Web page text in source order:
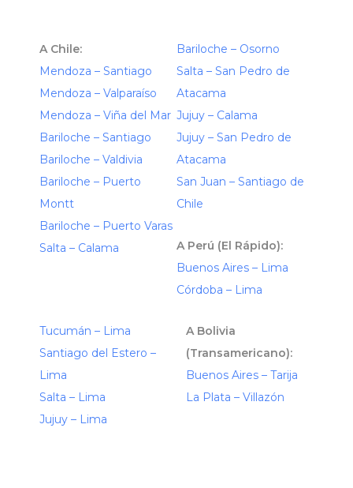
A Chile:
Mendoza – Santiago
Mendoza – Valparaíso
Mendoza – Viña del Mar
Bariloche – Santiago
Bariloche – Valdivia
Bariloche – Puerto
Montt
Bariloche – Puerto Varas
Salta – Calama
Bariloche – Osorno
Salta – San Pedro de
Atacama
Jujuy – Calama
Jujuy – San Pedro de
Atacama
San Juan – Santiago de
Chile
A Perú (El Rápido):
Buenos Aires – Lima
Córdoba – Lima
Tucumán – Lima
Santiago del Estero –
Lima
Salta – Lima
Jujuy – Lima
A Bolivia
(Transamericano):
Buenos Aires – Tarija
La Plata – Villazón